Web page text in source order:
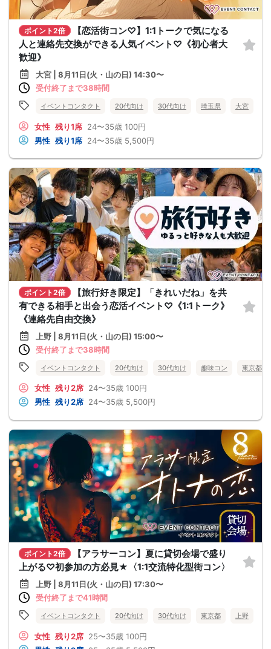
ポイント2倍
【恋活街コン♡】1:1トークで気になる
人と連絡先交換ができる人気イベント♡《初心者大
歓迎》
大宮 | 8月11日(火・山の日) 14:30〜
受付終了まで38時間
イベントコンタクト 20代向け 30代向け 埼玉県 大宮
女性 残り1席 24〜35歳 100円
男性 残り1席 24〜35歳 5,500円
ポイント2倍
【旅行好き限定】「きれいだね」を共
有できる相手と出会う恋活イベント♡《1:1トーク》
《連絡先自由交換》
上野 | 8月11日(火・山の日) 15:00〜
受付終了まで38時間
イベントコンタクト 20代向け 30代向け 趣味コン 東京都
女性 残り2席 24〜35歳 100円
男性 残り2席 24〜35歳 5,500円
ポイント2倍
【アラサーコン】夏に貸切会場で盛り
上がる♡初参加の方必見★〈1:1交流特化型街コン〉
上野 | 8月11日(火・山の日) 17:30〜
受付終了まで41時間
イベントコンタクト 20代向け 30代向け 東京都 上野
女性 残り2席 25〜35歳 100円